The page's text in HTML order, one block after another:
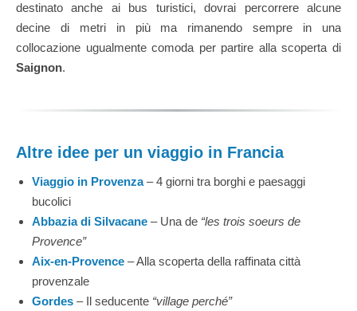
destinato anche ai bus turistici, dovrai percorrere alcune
decine di metri in più ma rimanendo sempre in una
collocazione ugualmente comoda per partire alla scoperta di
Saignon.
Altre idee per un viaggio in Francia
Viaggio in Provenza– 4 giorni tra borghi e paesaggi
bucolici
Abbazia di Silvacane – Una de “les trois soeurs de
Provence”
Aix-en-Provence – Alla scoperta della raffinata città
provenzale
Gordes – Il seducente “village perché”